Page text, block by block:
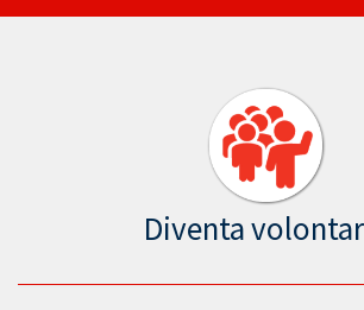
Diventa